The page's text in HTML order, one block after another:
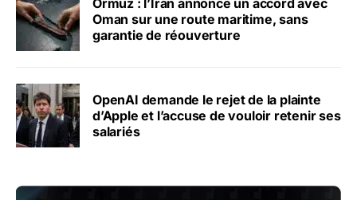
Oman sur une route maritime, sans
garantie de réouverture
OpenAI demande le rejet de la plainte
d’Apple et l’accuse de vouloir retenir ses
salariés